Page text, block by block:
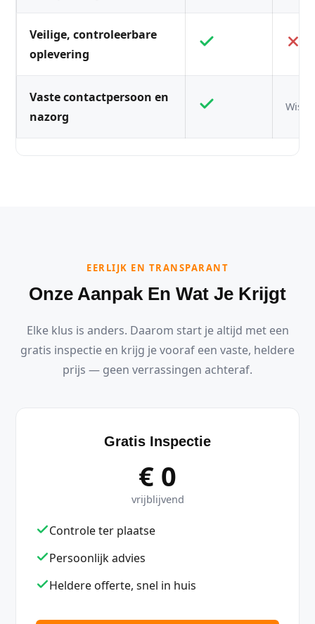
Veilige, controleerbare
oplevering
Vaste contactpersoon en
nazorg
EERLIJK EN TRANSPARANT
Onze Aanpak En Wat Je Krijgt
Elke klus is anders. Daarom start je altijd met een
gratis inspectie en krijg je vooraf een vaste, heldere
prijs — geen verrassingen achteraf.
Gratis Inspectie
€ 0
vrijblijvend
Controle ter plaatse
Persoonlijk advies
Heldere offerte, snel in huis